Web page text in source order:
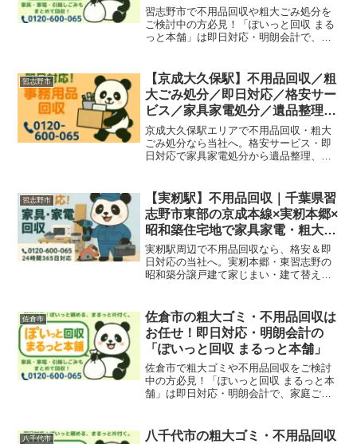
舗」
習志野市で不用品回収や粗大ごみ処分を
ご検討中の方必見！「ぽいっと回収 まる
っと本舗」は即日対応・明朗会計で、家
沼・谷津・大久保・実籾エリアも対応可
能です。
習志野市
【京成大久保駅】不用品回収／粗
大ごみ処分／即日対応／格安サー
ビス／家具家電処分／遺品整理／
引っ越し片付け
京成大久保駅エリアで不用品回収・粗大
ごみ処分なら当社へ。格安サービス・即
日対応で家具家電処分から遺品整理、引
習志野市
【実籾駅】不用品回収｜千葉県習
志野市東部の京成本線×実籾本郷×
昭和築住宅地で家具家電・粗大ご
みを即日対応＆格安処分
実籾駅周辺で不用品回収なら、格安＆即
日対応の当社へ。実籾本郷・東習志野の
昭和築分譲戸建て家じまい・建て替え整
什器、駅前ローカル商店閉店・京成本線
沿線事業所の代替わりで家具・家電・店
舗什器・粗大ごみをまるっと回収いたし
ます！
佐倉市
佐倉市の粗大ゴミ・不用品回収は
お任せ！即日対応・明朗会計の
「ぽいっと回収 まるっと本舗」
佐倉市で粗大ゴミや不用品回収をご検討
中の方必見！「ぽいっと回収 まるっと本
舗」は即日対応・明朗会計で、家庭ご
佐倉駅エリアもサポートしています。
八千代市
八千代市の粗大ゴミ・不用品回収